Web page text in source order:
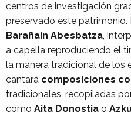
centros de investigación
preservado este patrimonio.
Barañain Abesbatza,
a capella reproduciendo el
la manera tradicional de los
cantará composiciones
tradicionales, recopiladas
como Aita Donostia o